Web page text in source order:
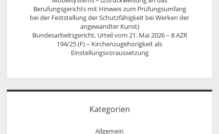
Berufungsgerichts mit Hinweis zum Prüfungsumfang
bei der Feststellung der Schutzfähigkeit bei Werken der
angewandter Kunst)
Bundesarbeitsgericht, Urteil vom 21. Mai 2026 – 8 AZR
194/25 (F) – Kirchenzugehörigkeit als
Einstellungsvoraussetzung
Kategorien
Allgemein